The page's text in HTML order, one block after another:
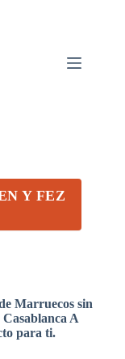
Y FEZ
Marruecos sin
A
para ti.